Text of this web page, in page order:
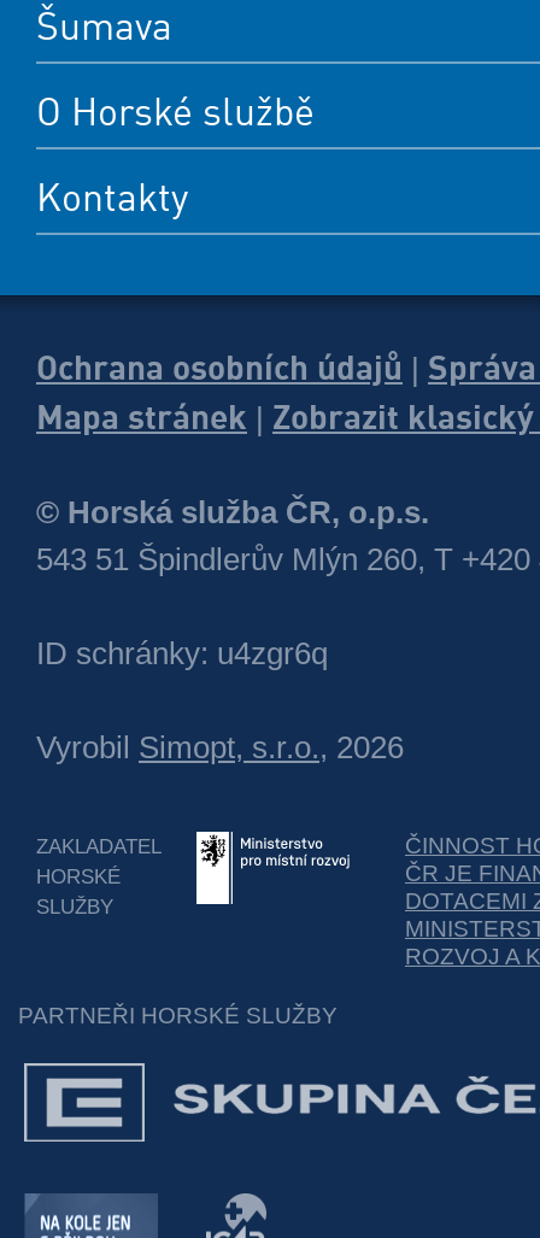
Šumava
O Horské službě
Kontakty
Ochrana osobních údajů
Mapa stránek
Zobrazit
© Horská služba ČR, o.p.s.
543 51 Špindlerův Mlýn 260, T +420
ID schránky: u4zgr6q
Vyrobil Simopt, s.r.o., 2026
ZAKLADATEL
HORSKÉ
SLUŽBY
ČINNOST
ČR JE
DOTACEMI
ROZVOJ A
PARTNEŘI HORSKÉ SLUŽBY